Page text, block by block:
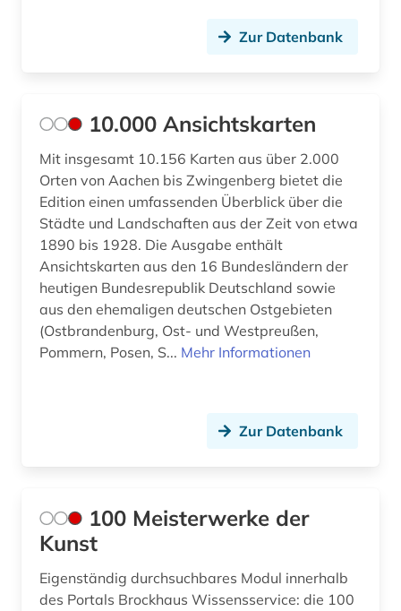
bauakademie (1)
baudenkmal (3)
bauernhof (1)
bauernkrieg &lt (1)
bauforschung (2)
bauhaus (1)
baukonstruktion (2)
bauwesen (2)
bauzeichnung (1)
USA (13)
Ukraine (2)
Vatikanstadt (2)
Zypern (1)
Zur Datenbank
10.000 Ansichtskarten
Mit insgesamt 10.156 Karten aus über 2.000
Orten von Aachen bis Zwingenberg bietet die
Edition einen umfassenden Überblick über die
Städte und Landschaften aus der Zeit von etwa
1890 bis 1928. Die Ausgabe enthält
Ansichtskarten aus den 16 Bundesländern der
heutigen Bundesrepublik Deutschland sowie
aus den ehemaligen deutschen Ostgebieten
(Ostbrandenburg, Ost- und Westpreußen,
Pommern, Posen, S... Mehr Informationen
Zur Datenbank
100 Meisterwerke der
Kunst
Eigenständig durchsuchbares Modul innerhalb
des Portals Brockhaus Wissensservice: die 100